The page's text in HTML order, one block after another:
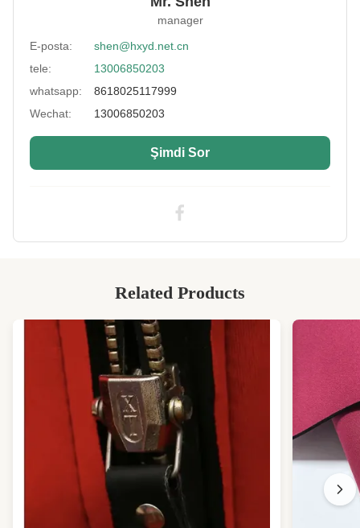
GELENEK
Feature: Su geçirmez, darbeye dayanıklı, sıcak tutma
Material: SBR/SCR/CR
Printing: Yüceltme
özelleştirilmiş
3mm pürüzsüz cilt neopren kumaş
manager
E-posta:
shen@hxyd.net.cn
tele:
13006850203
whatsapp:
8618025117999
Wechat:
13006850203
Şimdi Sor
Related Products